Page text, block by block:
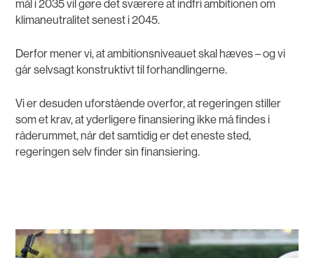
mål i 2035 vil gøre det sværere at indfri ambitionen om
klimaneutralitet senest i 2045.
Derfor mener vi, at ambitionsniveauet skal hæves – og vi
går selvsagt konstruktivt til forhandlingerne.
Vi er desuden uforstående overfor, at regeringen stiller
som et krav, at yderligere finansiering ikke må findes i
råderummet, når det samtidig er det eneste sted,
regeringen selv finder sin finansiering.